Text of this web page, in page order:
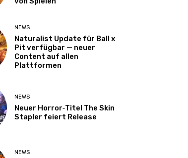
NEWS
Naturalist Update für Ball x
Pit verfügbar — neuer
Content auf allen
Plattformen
NEWS
Neuer Horror‑Titel The Skin
Stapler feiert Release
NEWS